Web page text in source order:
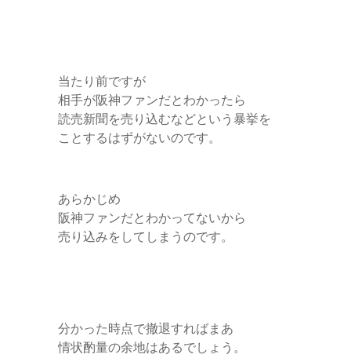
当たり前ですが
相手が阪神ファンだとわかったら
読売新聞を売り込むなどという暴挙を
ことするはずがないのです。
あらかじめ
阪神ファンだとわかってないから
売り込みをしてしまうのです。
分かった時点で撤退すればまあ
情状酌量の余地はあるでしょう。